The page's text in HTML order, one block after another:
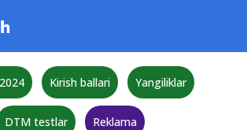
Kirish ballari Yangiliklar
DTM testlar Reklama